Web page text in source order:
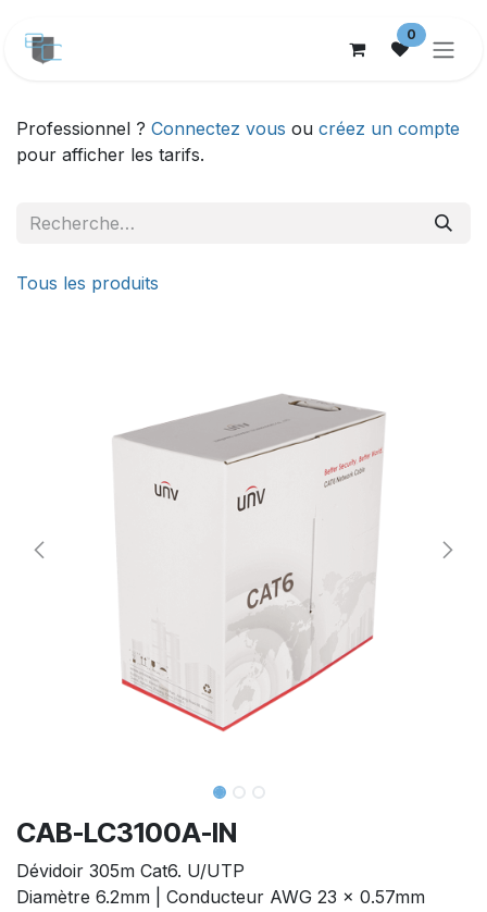
0
Professionnel ? Connectez vous ou créez un compte
pour afficher les tarifs.
Tous les produits
CAB-LC3100A-IN
Dévidoir 305m Cat6. U/UTP
Diamètre 6.2mm | Conducteur AWG 23 x 0.57mm